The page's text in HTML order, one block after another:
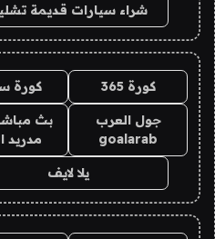
شراء سيارات قديمة
كورة 365 كورة
جول العرب
goalarab
بث
مدريد
يلا لايف